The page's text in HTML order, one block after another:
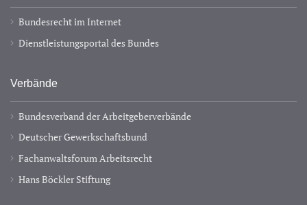
Bundesrecht im Internet
Dienstleistungsportal des Bundes
Verbände
Bundesverband der Arbeitgeberverbände
Deutscher Gewerkschaftsbund
Fachanwaltsforum Arbeitsrecht
Hans Böckler Stiftung